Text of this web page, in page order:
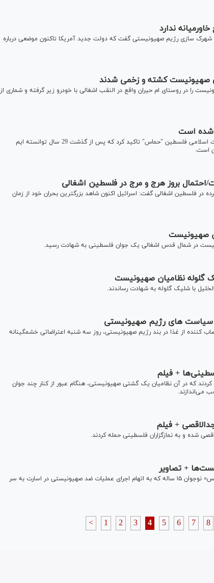
ندارد
شهرک سازی رژیم صهیونیستی گفت که دولت جدید آمریکا تاکنون موضعی درباره
صهیونیست کشته و زخمی شدند
را در روستای ام حیران واقع در النقب اشغالی با خودرو زیر گرفته و شماری از
شده است
گردان های شهید عزالدین قسام شاخه نظامی جنبش مقاومت اسلامی فلسطین "حماس" تاکید کرد که پس از گذشت 29 سال توانسته ایم
است.
بروز هرج و مرج در فلسطین اشغالی
در فلسطین اشغالی گفت: اسرائیل اکنون شاهد بزرگترین بحران خود از زمان
صهیونیست
در شمال قدس اشغالی یک جوان فلسطینی به شهادت رسید.
گلوله نظامیان صهیونیست
با شلیک گلوله به شهادت رساندند.
کننده از غذا در بند رژیم صهیونیستی، روز سه شنبه اعتراضاتی خشمگینانه
+ فیلم
کردند که در آن نظامیان یک گشتی صهیونیستی، هنگام عبور از کنار چند جوان
می‌اندازند.
+ فیلم
شده و به نمازگزاران فلسطینی حمله کردند.
+ تصاویر
نیروهای اشغالگر قدس با یورش به منزل خانواده «مراد ادعیس» نوجوان ۱۵ ساله که به اتهام اجرای عملیات ضد صهیونیستی در اسارت به سر
< 1 2 3 4 5 6 7 8